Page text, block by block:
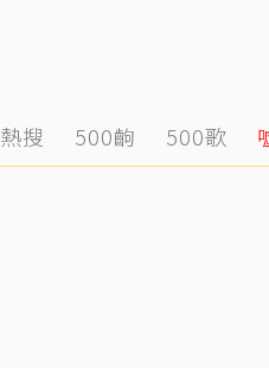
熱搜 500齣 500歌